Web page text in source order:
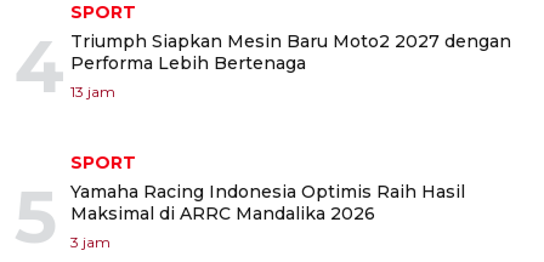
4
SPORT
Triumph Siapkan Mesin Baru Moto2 2027 dengan
Performa Lebih Bertenaga
13 jam
5
SPORT
Yamaha Racing Indonesia Optimis Raih Hasil
Maksimal di ARRC Mandalika 2026
3 jam